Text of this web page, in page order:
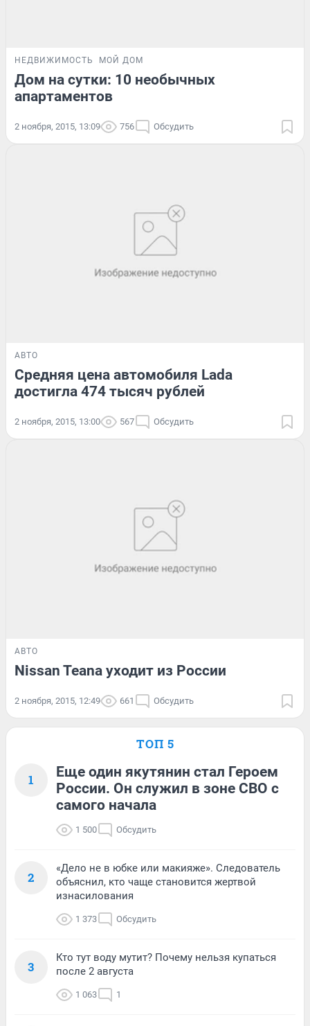
НЕДВИЖИМОСТЬ МОЙ ДОМ
Дом на сутки: 10 необычных
апартаментов
2 ноября, 2015, 13:09 756 Обсудить
АВТО
Средняя цена автомобиля Lada
достигла 474 тысяч рублей
2 ноября, 2015, 13:00 567 Обсудить
АВТО
Nissan Teana уходит из России
2 ноября, 2015, 12:49 661 Обсудить
ТОП 5
1
Еще один якутянин стал Героем
России. Он служил в зоне СВО с
самого начала
1 500 Обсудить
2
«Дело не в юбке или макияже». Следователь
объяснил, кто чаще становится жертвой
изнасилования
1 373 Обсудить
3
Кто тут воду мутит? Почему нельзя купаться
после 2 августа
1 063 1